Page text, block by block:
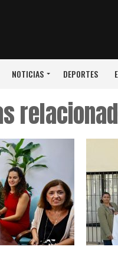
NOTICIAS DEPORTES